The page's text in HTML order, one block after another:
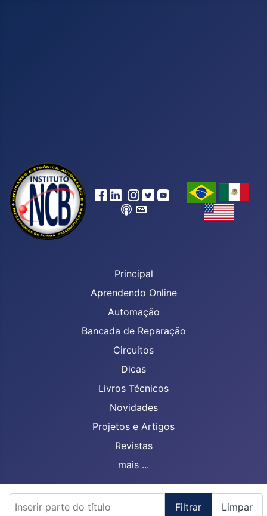
Principal
Aprendendo Online
Automação
Bancada de Reparação
Circuitos
Dicas
Livros Técnicos
Novidades
Projetos e Artigos
Revistas
mais ...
Inserir parte do título
Filtrar Limpar